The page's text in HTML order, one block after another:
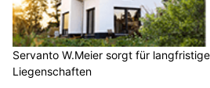
Servanto W.Meier sorgt für
Liegenschaften